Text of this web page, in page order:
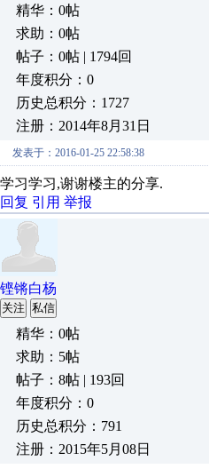
精华：0帖
求助：0帖
帖子：0帖 | 1794回
年度积分：0
历史总积分：1727
注册：2014年8月31日
发表于：2016-01-25 22:58:38
学习学习,谢谢楼主的分享.
回复 引用 举报
铿锵白杨
关注 私信
精华：0帖
求助：5帖
帖子：8帖 | 193回
年度积分：0
历史总积分：791
注册：2015年5月08日